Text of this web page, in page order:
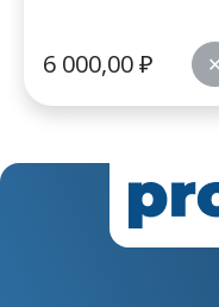
6 000,00₽ ✕